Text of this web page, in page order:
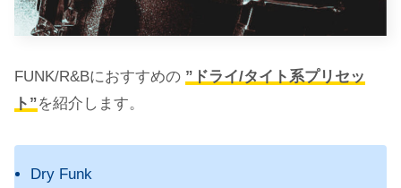
FUNK/R&Bにおすすめの ”ドライ/タイト系プリセッ
ト”を紹介します。
Dry Funk